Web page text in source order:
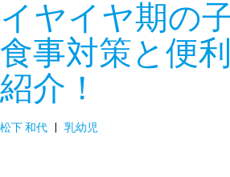
イヤイヤ期の
食事対策と便
紹介！
松下 和代 | 乳幼児